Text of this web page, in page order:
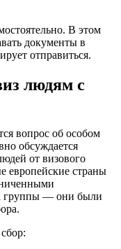
В этом
документы в
отправиться.
людям с
вопрос об особом
обсуждается
от визового
европейские страны
группы — они были